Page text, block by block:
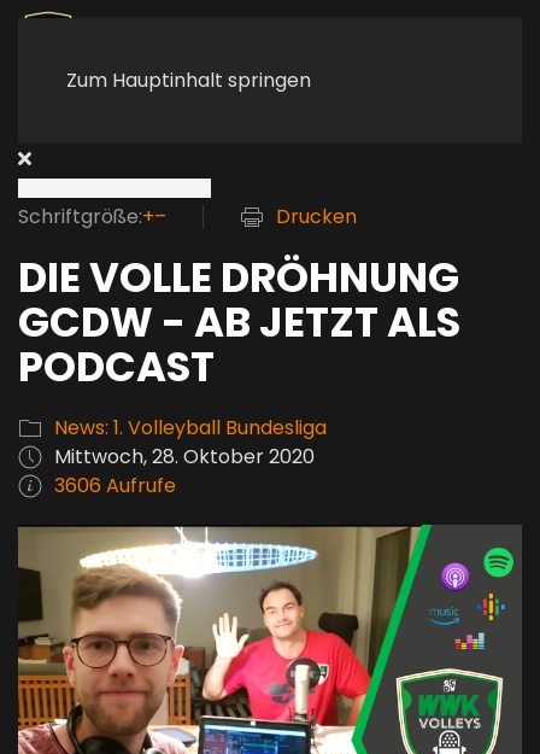
Zum Hauptinhalt springen
Schriftgröße:+– Drucken
DIE VOLLE DRÖHNUNG
GCDW - AB JETZT ALS
PODCAST
News: 1. Volleyball Bundesliga
Mittwoch, 28. Oktober 2020
3606 Aufrufe